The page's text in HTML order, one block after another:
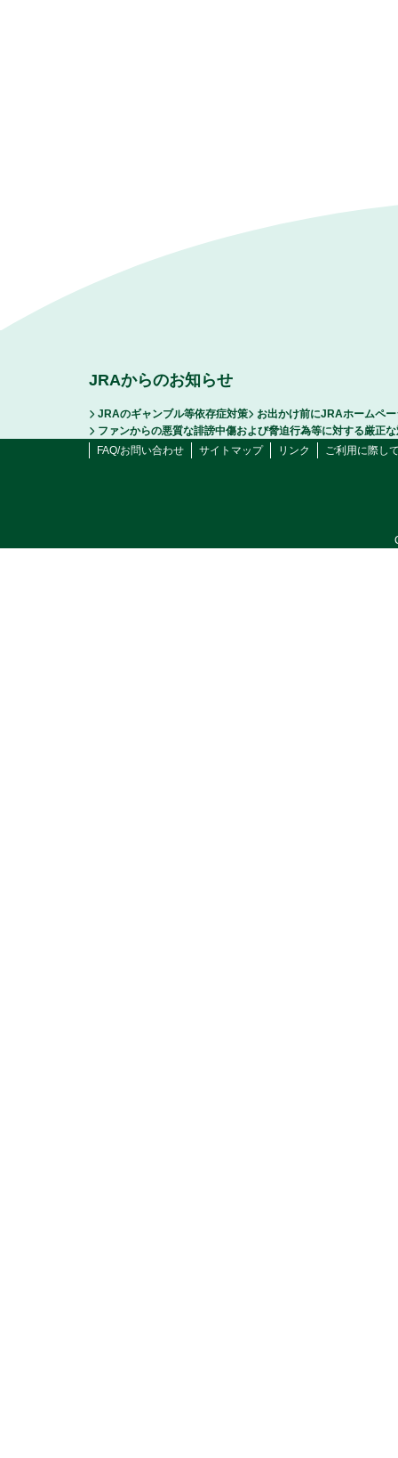
JRAからのお知らせ
JRAのギャンブル等依存症対策
お出かけ前にJRAホームペ
ファンからの悪質な誹謗中傷および脅迫行為等に対する厳正
FAQ/お問い合わせ
サイトマップ リンク ご利用に際し